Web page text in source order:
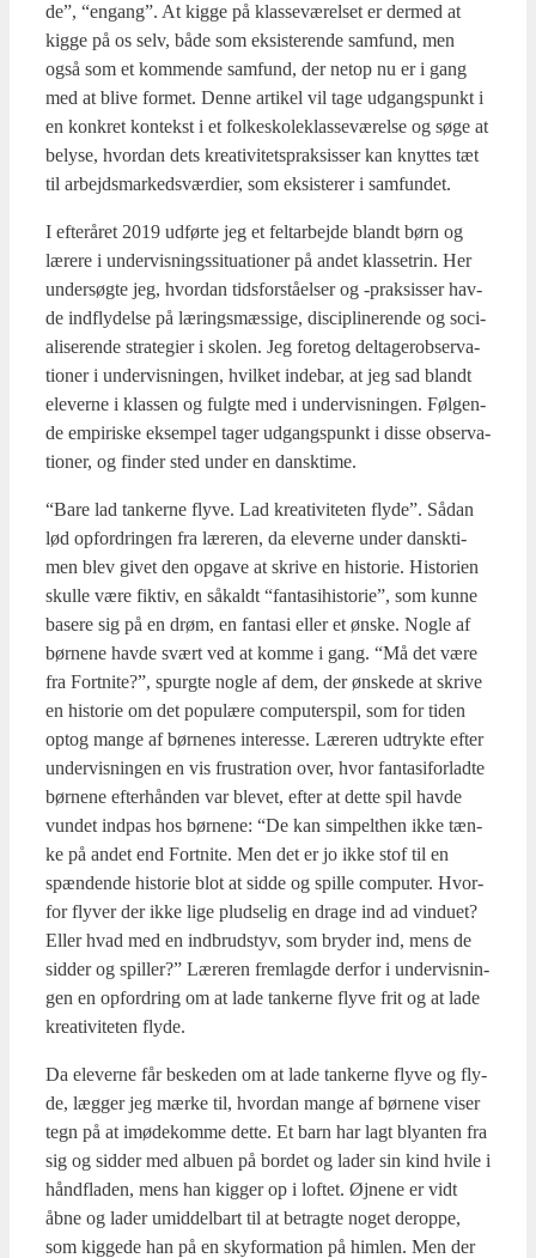
de”, “engang”. At kig­ge på klas­se­væ­rel­set er der­med at
kig­ge på os selv, både som eksi­ste­ren­de sam­fund, men
også som et kom­men­de sam­fund, der net­op nu er i gang
med at bli­ve for­met. Den­ne arti­kel vil tage udgangs­punkt i
en kon­kret kon­tekst i et fol­ke­sko­le­klas­se­væ­rel­se og søge at
bely­se, hvor­dan dets kre­a­ti­vi­tets­prak­sis­ser kan knyt­tes tæt
til arbejds­mar­keds­vær­di­er, som eksi­ste­rer i sam­fun­det.
I efter­å­ret 2019 udfør­te jeg et fel­t­ar­bej­de blandt børn og
lære­re i under­vis­nings­si­tu­a­tio­ner på andet klas­se­trin. Her
under­søg­te jeg, hvor­dan tids­for­stå­el­ser og ‑prak­sis­ser hav­
de ind­fly­del­se på lærings­mæs­si­ge, disci­pli­ne­ren­de og soci­
a­li­se­ren­de stra­te­gi­er i sko­len. Jeg fore­tog del­ta­gerob­ser­va­
tio­ner i under­vis­nin­gen, hvil­ket inde­bar, at jeg sad blandt
ele­ver­ne i klas­sen og fulg­te med i under­vis­nin­gen. Føl­gen­
de empi­ri­ske eksem­pel tager udgangs­punkt i dis­se obser­va­
tio­ner, og fin­der sted under en dansk­ti­me.
“Bare lad tan­ker­ne fly­ve. Lad kre­a­ti­vi­te­ten fly­de”. Sådan
lød opfor­drin­gen fra lære­ren, da ele­ver­ne under dansk­ti­
men blev givet den opga­ve at skri­ve en histo­rie. Histo­ri­en
skul­le være fik­tiv, en såkaldt “fan­ta­si­hi­sto­rie”, som kun­ne
base­re sig på en drøm, en fan­ta­si eller et ønske. Nog­le af
bør­ne­ne hav­de svært ved at kom­me i gang. “Må det være
fra Fort­ni­te?”, spurg­te nog­le af dem, der ønske­de at skri­ve
en histo­rie om det popu­læ­re com­pu­ter­spil, som for tiden
optog man­ge af bør­ne­nes inte­res­se. Lære­ren udtryk­te efter
under­vis­nin­gen en vis fru­stra­tion over, hvor fan­ta­si­for­lad­te
bør­ne­ne efter­hån­den var ble­vet, efter at det­te spil hav­de
vun­det ind­pas hos bør­ne­ne: “De kan sim­pelt­hen ikke tæn­
ke på andet end Fort­ni­te. Men det er jo ikke stof til en
spæn­den­de histo­rie blot at sid­de og spil­le com­pu­ter. Hvor­
for fly­ver der ikke lige plud­se­lig en dra­ge ind ad vin­du­et?
Eller hvad med en ind­brud­styv, som bry­der ind, mens de
sid­der og spil­ler?” Lære­ren frem­lag­de der­for i under­vis­nin­
gen en opfor­dring om at lade tan­ker­ne fly­ve frit og at lade
kre­a­ti­vi­te­ten fly­de.
Da ele­ver­ne får beske­den om at lade tan­ker­ne fly­ve og fly­
de, læg­ger jeg mær­ke til, hvor­dan man­ge af bør­ne­ne viser
tegn på at imø­de­kom­me det­te. Et barn har lagt bly­an­ten fra
sig og sid­der med albu­en på bor­det og lader sin kind hvi­le i
hånd­fla­den, mens han kig­ger op i lof­tet. Øjne­ne er vidt
åbne og lader umid­del­bart til at betrag­te noget derop­pe,
som kig­ge­de han på en sky­for­ma­tion på him­len. Men der